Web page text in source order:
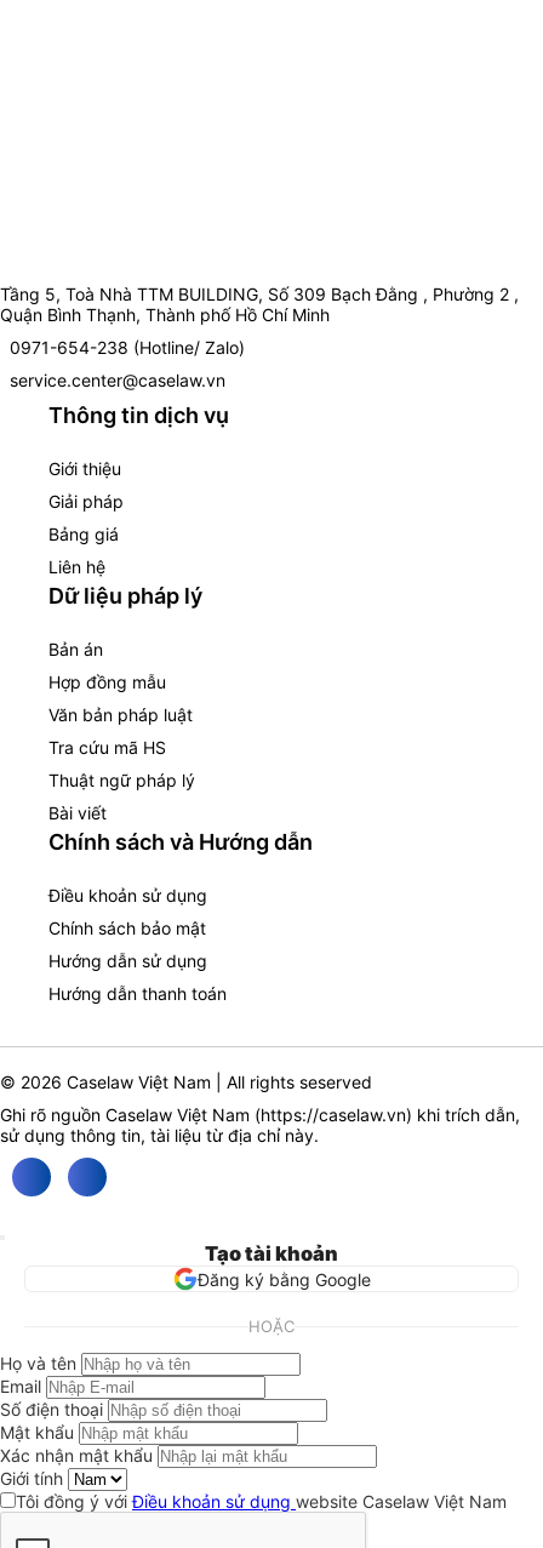
Tầng 5, Toà Nhà TTM BUILDING, Số 309 Bạch Đằng , Phường 2 ,
Quận Bình Thạnh, Thành phố Hồ Chí Minh
0971-654-238 (Hotline/ Zalo)
service.center@caselaw.vn
Thông tin dịch vụ
Giới thiệu
Giải pháp
Bảng giá
Liên hệ
Dữ liệu pháp lý
Bản án
Hợp đồng mẫu
Văn bản pháp luật
Tra cứu mã HS
Thuật ngữ pháp lý
Bài viết
Chính sách và Hướng dẫn
Điều khoản sử dụng
Chính sách bảo mật
Hướng dẫn sử dụng
Hướng dẫn thanh toán
© 2026 Caselaw Việt Nam | All rights seserved
Ghi rõ nguồn Caselaw Việt Nam (https://caselaw.vn) khi trích dẫn,
sử dụng thông tin, tài liệu từ địa chỉ này.
Tạo tài khoản
Đăng ký bằng Google
HOẶC
Họ và tên
Email
Số điện thoại
Mật khẩu
Xác nhận mật khẩu
Giới tính
Tôi đồng ý vớiĐiều khoản sử dụng website Caselaw Việt Nam